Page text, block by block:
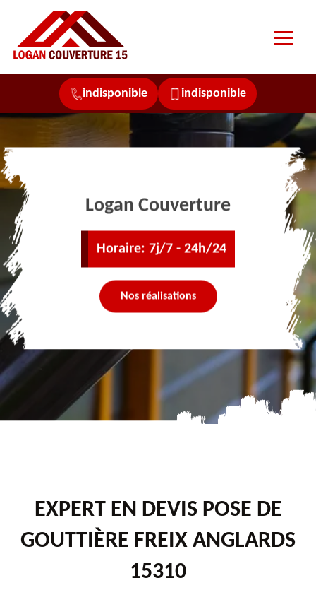
indisponible indisponible
Logan Couverture
Horaire: 7j/7 - 24h/24
Nos réalisations
EXPERT EN DEVIS POSE DE
GOUTTIÈRE FREIX ANGLARDS
15310